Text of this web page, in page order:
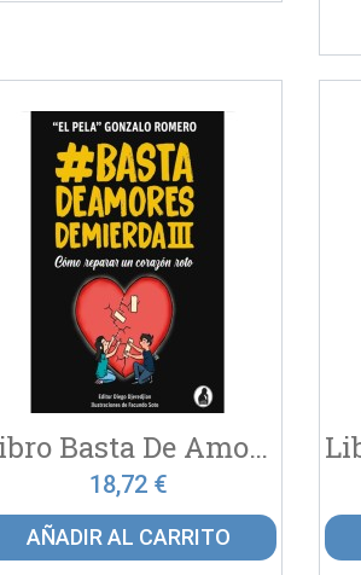
Libro Basta De Amores De...
18,72 €
AÑADIR AL CARRITO